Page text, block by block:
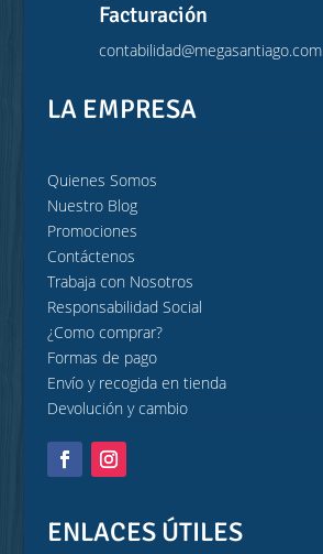
Facturación
contabilidad@megasantiago.com
LA EMPRESA
Quienes Somos
Nuestro Blog
Promociones
Contáctenos
Trabaja con Nosotros
Responsabilidad Social
¿Como comprar?
Formas de pago
Envío y recogida en tienda
Devolución y cambio
ENLACES ÚTILES